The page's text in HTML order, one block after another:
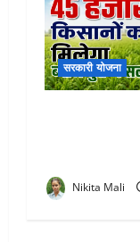
सरकारी योजना
Nikita Mali